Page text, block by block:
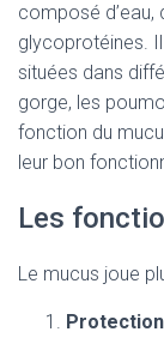
composé d’eau,
glycoprotéines.
situées dans
gorge, les
fonction du
leur bon
Les
Le mucus joue
Protection